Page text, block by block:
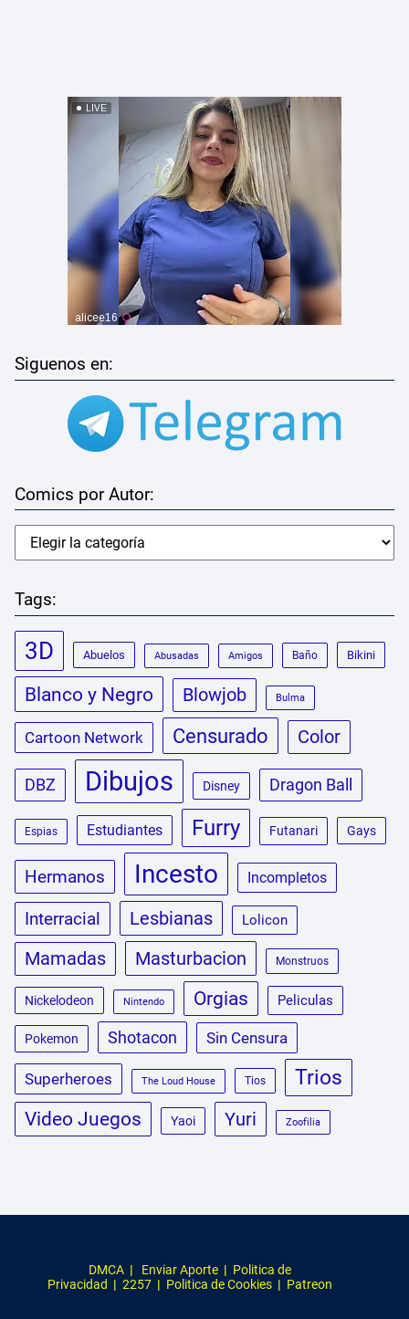
Siguenos en:
Comics por Autor:
Tags:
3D Abuelos Abusadas Amigos Baño Bikini
Blanco y Negro Blowjob Bulma
Cartoon Network Censurado Color
DBZ Dibujos Disney Dragon Ball
Espias Estudiantes Furry Futanari Gays
Hermanos Incesto Incompletos
Interracial Lesbianas Lolicon
Mamadas Masturbacion Monstruos
Nickelodeon Nintendo Orgias Peliculas
Pokemon Shotacon Sin Censura
Superheroes The Loud House Tios Trios
Video Juegos Yaoi Yuri Zoofilia
DMCA | Enviar Aporte | Politica de
Privacidad | 2257 | Politica de Cookies | Patreon